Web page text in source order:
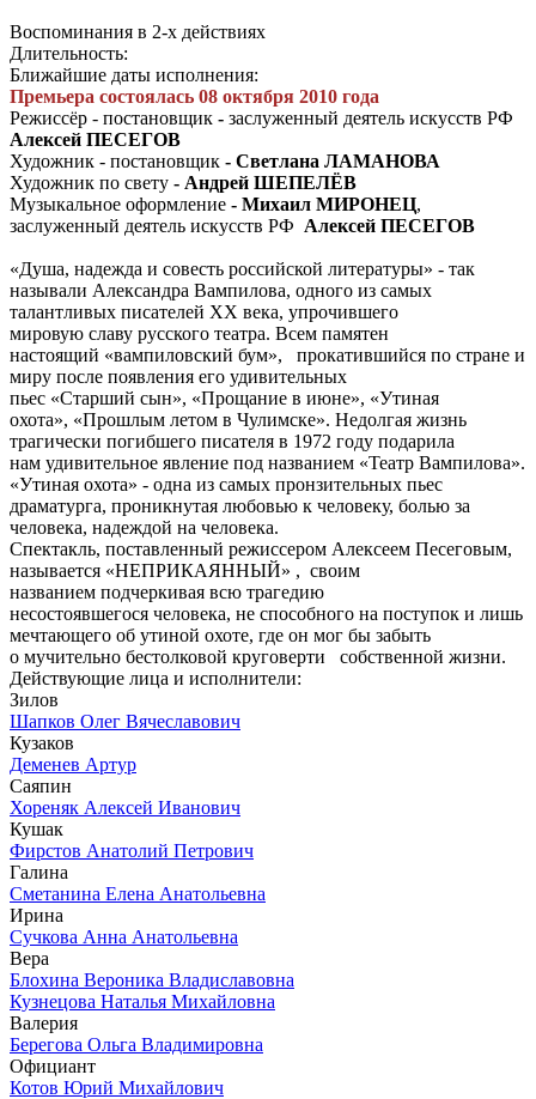
Воспоминания в 2-х действиях
Длительность:
Ближайшие даты исполнения:
Премьера состоялась 08 октября 2010 года
Режиссёр - постановщик - заслуженный деятель искусств РФ
Алексей ПЕСЕГОВ
Художник - постановщик - Светлана ЛАМАНОВА
Художник по свету - Андрей ШЕПЕЛЁВ
Музыкальное оформление - Михаил МИРОНЕЦ,
заслуженный деятель искусств РФ Алексей ПЕСЕГОВ
«Душа, надежда и совесть российской литературы» - так
называли Александра Вампилова, одного из самых
талантливых писателей ХХ века, упрочившего
мировую славу русского театра. Всем памятен
настоящий «вампиловский бум», прокатившийся по стране и
миру после появления его удивительных
пьес «Старший сын», «Прощание в июне», «Утиная
охота», «Прошлым летом в Чулимске». Недолгая жизнь
трагически погибшего писателя в 1972 году подарила
нам удивительное явление под названием «Театр Вампилова».
«Утиная охота» - одна из самых пронзительных пьес
драматурга, проникнутая любовью к человеку, болью за
человека, надеждой на человека.
Спектакль, поставленный режиссером Алексеем Песеговым,
называется «НЕПРИКАЯННЫЙ» , своим
названием подчеркивая всю трагедию
несостоявшегося человека, не способного на поступок и лишь
мечтающего об утиной охоте, где он мог бы забыть
о мучительно бестолковой круговерти собственной жизни.
Действующие лица и исполнители:
Зилов
Шапков Олег Вячеславович
Кузаков
Деменев Артур
Саяпин
Хореняк Алексей Иванович
Кушак
Фирстов Анатолий Петрович
Галина
Сметанина Елена Анатольевна
Ирина
Сучкова Анна Анатольевна
Вера
Блохина Вероника Владиславовна
Кузнецова Наталья Михайловна
Валерия
Берегова Ольга Владимировна
Официант
Котов Юрий Михайлович